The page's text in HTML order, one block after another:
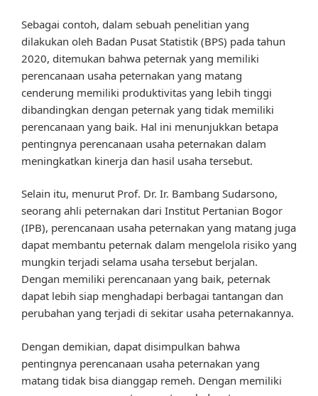
Sebagai contoh, dalam sebuah penelitian yang
dilakukan oleh Badan Pusat Statistik (BPS) pada tahun
2020, ditemukan bahwa peternak yang memiliki
perencanaan usaha peternakan yang matang
cenderung memiliki produktivitas yang lebih tinggi
dibandingkan dengan peternak yang tidak memiliki
perencanaan yang baik. Hal ini menunjukkan betapa
pentingnya perencanaan usaha peternakan dalam
meningkatkan kinerja dan hasil usaha tersebut.
Selain itu, menurut Prof. Dr. Ir. Bambang Sudarsono,
seorang ahli peternakan dari Institut Pertanian Bogor
(IPB), perencanaan usaha peternakan yang matang juga
dapat membantu peternak dalam mengelola risiko yang
mungkin terjadi selama usaha tersebut berjalan.
Dengan memiliki perencanaan yang baik, peternak
dapat lebih siap menghadapi berbagai tantangan dan
perubahan yang terjadi di sekitar usaha peternakannya.
Dengan demikian, dapat disimpulkan bahwa
pentingnya perencanaan usaha peternakan yang
matang tidak bisa dianggap remeh. Dengan memiliki